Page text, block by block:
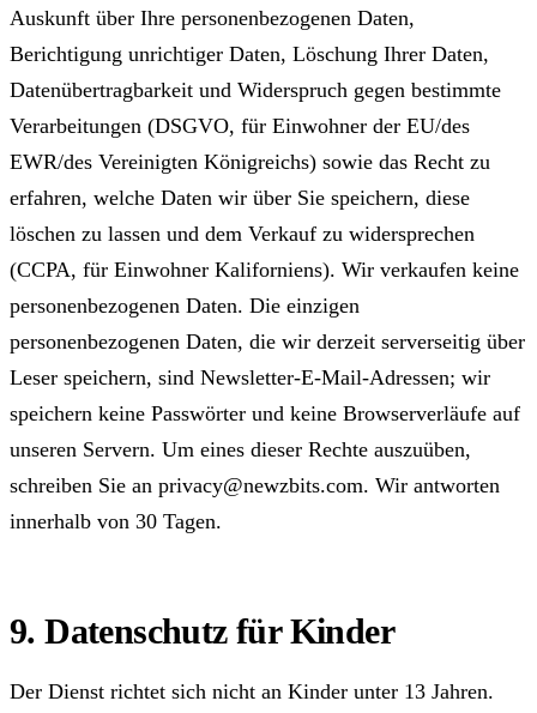
Auskunft über Ihre personenbezogenen Daten,
Berichtigung unrichtiger Daten, Löschung Ihrer Daten,
Datenübertragbarkeit und Widerspruch gegen bestimmte
Verarbeitungen (DSGVO, für Einwohner der EU/des
EWR/des Vereinigten Königreichs) sowie das Recht zu
erfahren, welche Daten wir über Sie speichern, diese
löschen zu lassen und dem Verkauf zu widersprechen
(CCPA, für Einwohner Kaliforniens). Wir verkaufen keine
personenbezogenen Daten. Die einzigen
personenbezogenen Daten, die wir derzeit serverseitig über
Leser speichern, sind Newsletter-E-Mail-Adressen; wir
speichern keine Passwörter und keine Browserverläufe auf
unseren Servern. Um eines dieser Rechte auszuüben,
schreiben Sie an privacy@newzbits.com. Wir antworten
innerhalb von 30 Tagen.
9. Datenschutz für Kinder
Der Dienst richtet sich nicht an Kinder unter 13 Jahren.